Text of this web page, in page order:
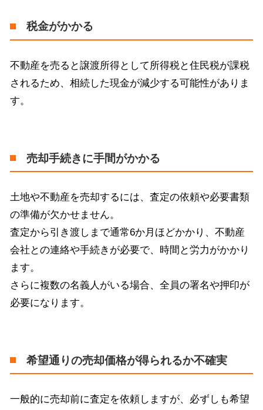
税金がかかる
不動産を売ると譲渡所得として所得税と住民税が課税
されるため、相続した現金が減少する可能性がありま
す。
売却手続きに手間がかかる
土地や不動産を売却するには、査定の依頼や必要書類
の準備が欠かせません。
査定から引き渡しまで通常6か月ほどかかり、不動産
会社との連絡や手続きが必要で、時間と労力がかかり
ます。
さらに複数の名義人がいる場合、全員の署名や押印が
必要になります。
希望通りの売却価格が得られるか不確実
一般的に売却前に査定を依頼しますが、必ずしも希望